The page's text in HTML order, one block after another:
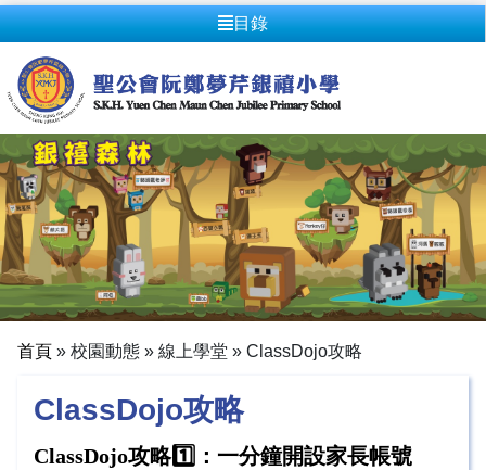
目錄
首頁 » 校園動態 » 線上學堂 » ClassDojo攻略
ClassDojo攻略
ClassDojo攻略1️⃣：一分鐘開設家長帳號